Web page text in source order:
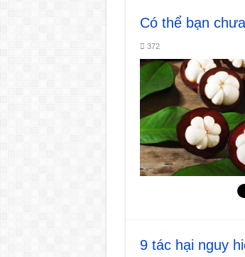
Có thể bạn
372
9 tác hại nguy